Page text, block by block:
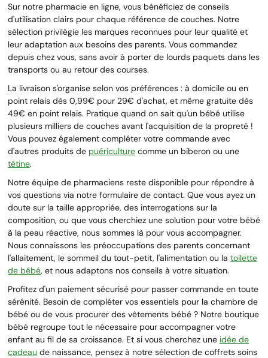
Sur notre pharmacie en ligne, vous bénéficiez de conseils
d'utilisation clairs pour chaque référence de couches. Notre
sélection privilégie les marques reconnues pour leur qualité et
leur adaptation aux besoins des parents. Vous commandez
depuis chez vous, sans avoir à porter de lourds paquets dans les
transports ou au retour des courses.
La livraison s'organise selon vos préférences : à domicile ou en
point relais dès 0,99€ pour 29€ d'achat, et même gratuite dès
49€ en point relais. Pratique quand on sait qu'un bébé utilise
plusieurs milliers de couches avant l'acquisition de la propreté !
Vous pouvez également compléter votre commande avec
d'autres produits de puériculture comme un biberon ou une
tétine.
Notre équipe de pharmaciens reste disponible pour répondre à
vos questions via notre formulaire de contact. Que vous ayez un
doute sur la taille appropriée, des interrogations sur la
composition, ou que vous cherchiez une solution pour votre bébé
à la peau réactive, nous sommes là pour vous accompagner.
Nous connaissons les préoccupations des parents concernant
l'allaitement, le sommeil du tout-petit, l'alimentation ou la toilette
de bébé, et nous adaptons nos conseils à votre situation.
Profitez d'un paiement sécurisé pour passer commande en toute
sérénité. Besoin de compléter vos essentiels pour la chambre de
bébé ou de vous procurer des vêtements bébé ? Notre boutique
bébé regroupe tout le nécessaire pour accompagner votre
enfant au fil de sa croissance. Et si vous cherchez une idée de
cadeau de naissance, pensez à notre sélection de coffrets soins